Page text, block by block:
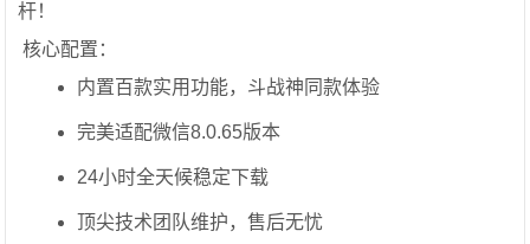
杆！
️ 核心配置：
内置百款实用功能，斗战神同款体验
完美适配微信8.0.65版本
24小时全天候稳定下载
顶尖技术团队维护，售后无忧